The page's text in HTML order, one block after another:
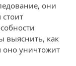
они
выяснить, как
оно уничтожит